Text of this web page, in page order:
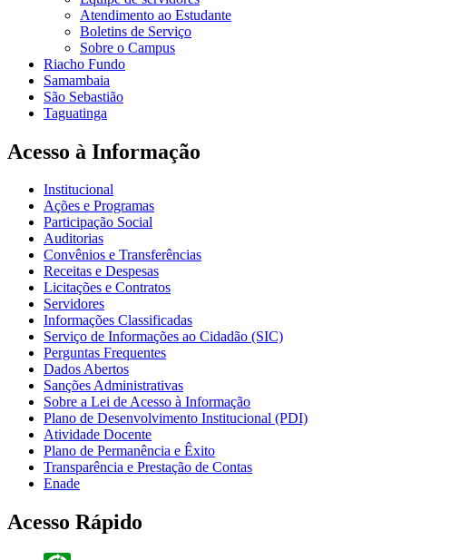
Atendimento ao Estudante
Boletins de Serviço
Sobre o Campus
Riacho Fundo
Samambaia
São Sebastião
Taguatinga
Acesso à Informação
Institucional
Ações e Programas
Participação Social
Auditorias
Convênios e Transferências
Receitas e Despesas
Licitações e Contratos
Servidores
Informações Classificadas
Serviço de Informações ao Cidadão (SIC)
Perguntas Frequentes
Dados Abertos
Sanções Administrativas
Sobre a Lei de Acesso à Informação
Plano de Desenvolvimento Institucional (PDI)
Atividade Docente
Plano de Permanência e Êxito
Transparência e Prestação de Contas
Enade
Acesso Rápido